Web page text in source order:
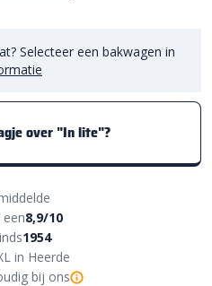
Selecteer een bakwagen in
over "In lite"?
8,9/10
1954
in Heerde
bij ons